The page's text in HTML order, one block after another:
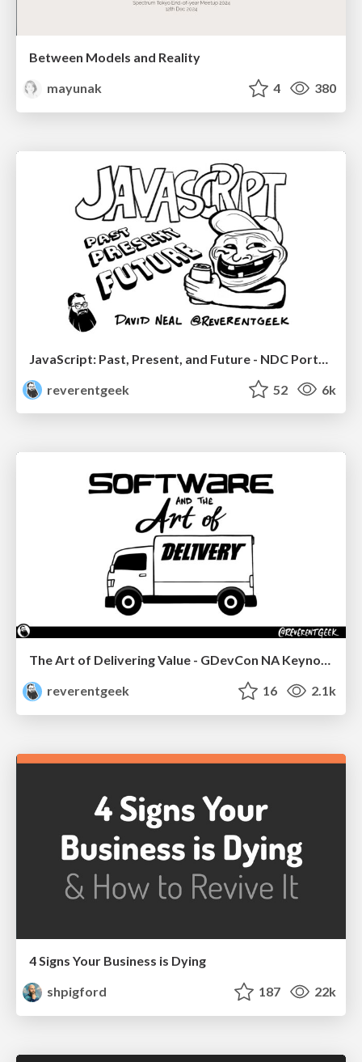
Between Models and Reality
mayunak
4 380
reverentgeek
52 6k
The Art of Delivering Value - GDevCon NA Keynote
reverentgeek
16 2.1k
4 Signs Your Business is Dying
shpigford
187 22k